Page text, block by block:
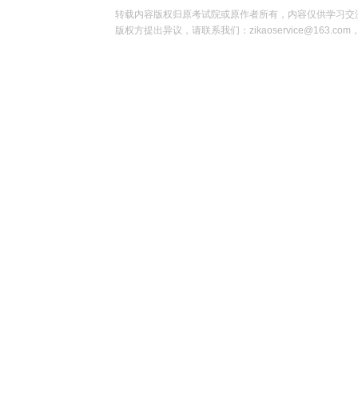
转载内容版权归原考试院或原作者所有，内容仅供学习
版权方提出异议，请联系我们：zikaoservice@163.com